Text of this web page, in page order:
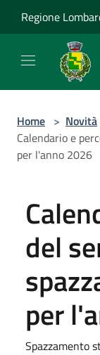
Regione
Home > Novità
Calendario e
per l'anno 2026
del
per
Spazzamento